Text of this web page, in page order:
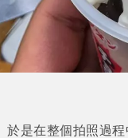
於是在整個拍照過